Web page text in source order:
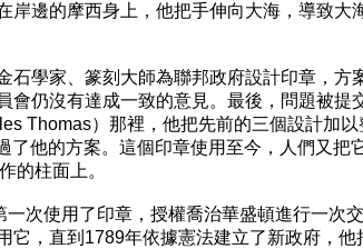
岸邊的摩西身上，他把手伸向大海，導致大
石學家、篆刻大師為聯邦政府設計印章，方
會仍沒有達成一致的意見。最後，問題被提
Thomas）那裡，他把先前的三個設計加以
了他的方案。這個印章使用至今，人們又把
的柱面上。
一次使用了印章，授權喬治華盛頓進行一次
它，直到1789年依據憲法建立了新政府，他